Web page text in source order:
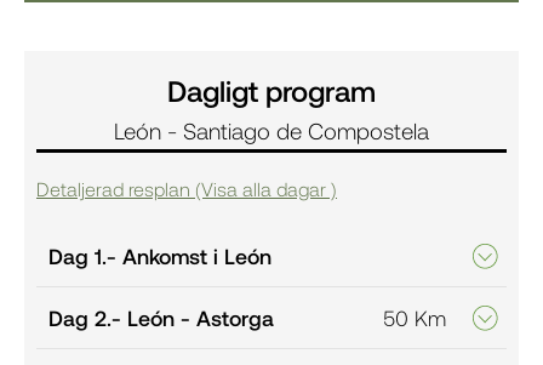
Dagligt program
León - Santiago de Compostela
Detaljerad resplan (Visa alla dagar )
Dag 1.- Ankomst i León
Dag 2.- León - Astorga 50 Km